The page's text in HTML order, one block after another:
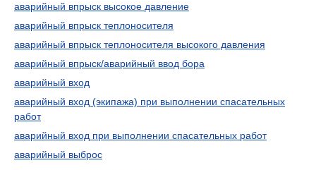
аварийный впрыск высокое давление
аварийный впрыск теплоносителя
аварийный впрыск теплоносителя высокого давления
аварийный впрыск/аварийный ввод бора
аварийный вход
аварийный вход (экипажа) при выполнении спасательных
работ
аварийный вход при выполнении спасательных работ
аварийный выброс